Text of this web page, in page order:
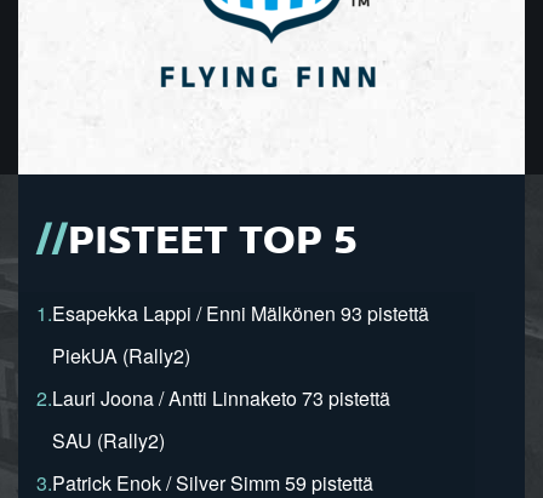
PISTEET TOP 5
1.Esapekka Lappi / Enni Mälkönen 93 pistettä
PiekUA (Rally2)
2.Lauri Joona / Antti Linnaketo 73 pistettä
SAU (Rally2)
3.Patrick Enok / Silver Simm 59 pistettä